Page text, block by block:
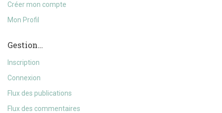
Créer mon compte
Mon Profil
Gestion…
Inscription
Connexion
Flux des publications
Flux des commentaires